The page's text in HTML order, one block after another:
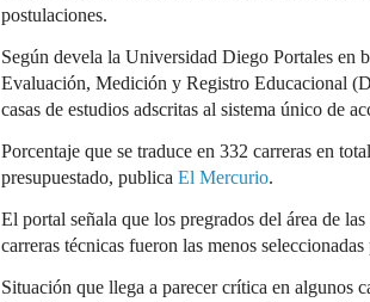
postulaciones.
Según devela la Universidad Diego Portales en
Evaluación, Medición y Registro Educacional
casas de estudios adscritas al sistema único de
Porcentaje que se traduce en 332 carreras en
presupuestado, publica El Mercurio.
El portal señala que los pregrados del área de
carreras técnicas fueron las menos
Situación que llega a parecer crítica en algunos